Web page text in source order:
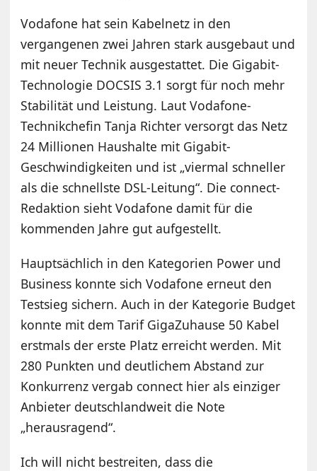
Vodafone hat sein Kabelnetz in den
vergangenen zwei Jahren stark ausgebaut und
mit neuer Technik ausgestattet. Die Gigabit-
Technologie DOCSIS 3.1 sorgt für noch mehr
Stabilität und Leistung. Laut Vodafone-
Technikchefin Tanja Richter versorgt das Netz
24 Millionen Haushalte mit Gigabit-
Geschwindigkeiten und ist „viermal schneller
als die schnellste DSL-Leitung“. Die connect-
Redaktion sieht Vodafone damit für die
kommenden Jahre gut aufgestellt.
Hauptsächlich in den Kategorien Power und
Business konnte sich Vodafone erneut den
Testsieg sichern. Auch in der Kategorie Budget
konnte mit dem Tarif GigaZuhause 50 Kabel
erstmals der erste Platz erreicht werden. Mit
280 Punkten und deutlichem Abstand zur
Konkurrenz vergab connect hier als einziger
Anbieter deutschlandweit die Note
„herausragend“.
Ich will nicht bestreiten, dass die